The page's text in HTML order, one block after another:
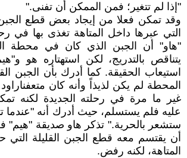
"إذا لم تتغير؛ فمن الممكن أن تفنى."
وقد تمكن فعلا من إيجاد بعض قطع
التي عبرها داخل المتاهة تغذى بها في
"هاو" أن الجبن الذي كان في محطة
يتناقص بالتدريج، لكن استهتاره هو
استيعاب الحقيقة. كما أدرك بأن الجبن
المحطة لم يكن لذيذاً وأنه كان
غير ما مرة في رحلته الجديدة لكنه
عليه فلم يستسلم، حيث أدرك أنه "عندما
ستشعر بالحرية." تذكر هاو صديقة "هيم"
أن يقتسم معه قطع الجبن القليلة
المتاهة، لكنه رفض.